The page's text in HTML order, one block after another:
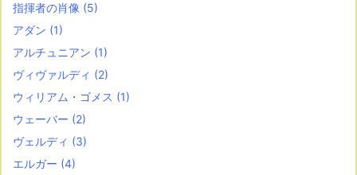
指揮者の肖像 (5)
アダン (1)
アルチュニアン (1)
ヴィヴァルディ (2)
ウィリアム・ゴメス (1)
ウェーバー (2)
ヴェルディ (3)
エルガー (4)